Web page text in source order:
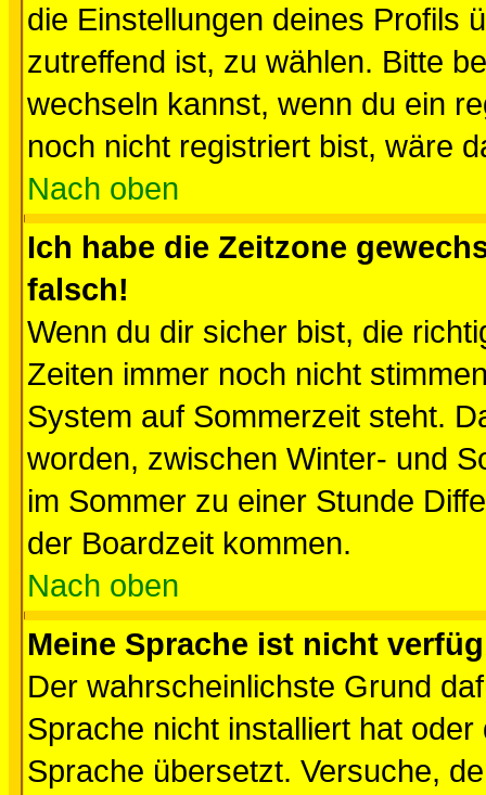
die Einstellungen deines Profils
zutreffend ist, zu wählen. Bitte
wechseln kannst, wenn du ein
noch nicht registriert bist, wäre
Nach oben
Ich habe die Zeitzone
falsch!
Wenn du dir sicher bist, die
Zeiten immer noch nicht
System auf Sommerzeit steht.
worden, zwischen Winter- und
im Sommer zu einer Stunde
der Boardzeit kommen.
Nach oben
Meine Sprache ist nicht
Der wahrscheinlichste Grund
Sprache nicht installiert hat
Sprache übersetzt. Versuche,